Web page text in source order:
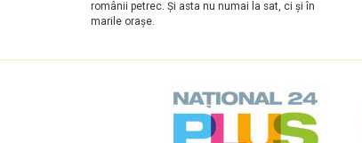
românii petrec. Şi asta nu numai la sat, ci şi în
marile oraşe.